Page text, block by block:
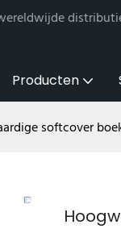
Producten
softcover